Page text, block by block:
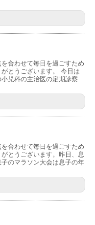
合わせて毎日を過ごすため
とうございます。 今日は
児科の主治医の定期診察
合わせて毎日を過ごすため
とうございます。昨日、息
のマラソン大会は息子の年